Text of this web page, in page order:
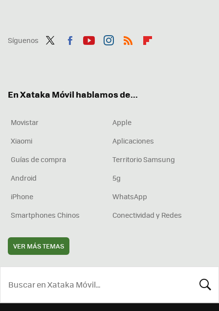
Síguenos
En Xataka Móvil hablamos de...
Movistar
Apple
Xiaomi
Aplicaciones
Guías de compra
Territorio Samsung
Android
5g
iPhone
WhatsApp
Smartphones Chinos
Conectividad y Redes
VER MÁS TEMAS